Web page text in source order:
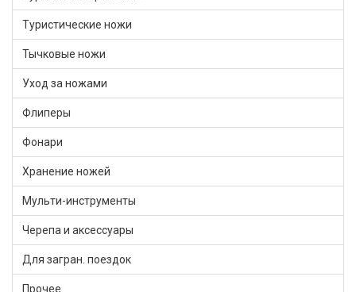
Туристические ножи
Тычковые ножи
Уход за ножами
Флиперы
Фонари
Хранение ножей
Мульти-инструменты
Черепа и аксессуары
Для загран. поездок
Прочее